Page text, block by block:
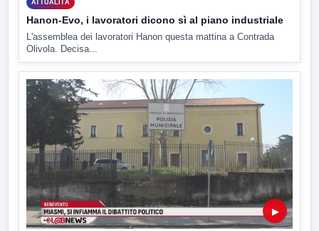
ATTUALITÀ
Hanon-Evo, i lavoratori dicono sì al piano industriale
L'assemblea dei lavoratori Hanon questa mattina a Contrada
Olivola. Decisa...
▶